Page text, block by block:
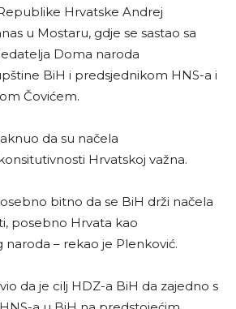
Hrvatske Andrej
u Mostaru, gdje se sastao sa
Doma naroda
BiH i predsjednikom HNS-a i
Čovićem.
da su načela
Hrvatskoj važna.
bitno da se BiH drži načela
posebno Hrvata kao
– rekao je Plenković.
da je cilj HDZ-a BiH da zajedno s